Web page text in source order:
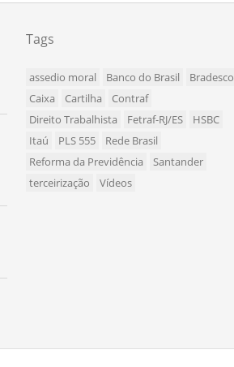
Tags
assedio moral Banco do Brasil
Bradesco
Caixa
Cartilha
Contraf
Direito Trabalhista
Fetraf-RJ/ES
HSBC
Itaú
PLS 555
Rede Brasil
Reforma da Previdência
Santander
terceirização
Vídeos